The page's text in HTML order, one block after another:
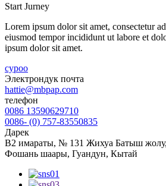
Start Jurney
Lorem ipsum dolor sit amet, consectetur
eiusmod tempor incididunt ut labore et
ipsum dolor sit amet.
суроо
Электрондук почта
hattie@mbpap.com
телефон
0086 13590629710
0086- (0) 757-83550835
Дарек
B2 имараты, № 131 Жихуа Батыш
Фошань шаары, Гуандун, Кытай